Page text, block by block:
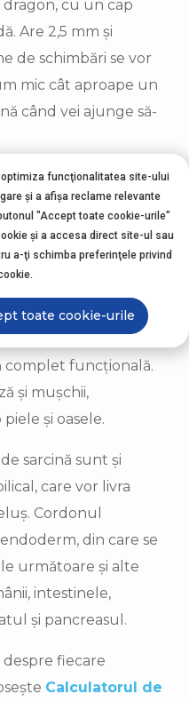
dragon, cu un cap
Are 2,5 mm și
de schimbări se vor
mic cât aproape un
când vei ajunge să-
bebelușului va fi
în stratul din
deja poate susține în
sarcină funcționarea
formată din două
ele se vor uni,
complet funcțională.
și mușchii,
și oasele.
sarcină sunt și
care vor livra
Cordonul
din care se
următoare și alte
intestinele,
și pancreasul.
despre fiecare
Calculatorul de
funcţionalitatea site-ului
şi a afişa reclame relevante
"Accept toate cookie-urile"
şi a accesa direct site-ul sau
a-ţi schimba preferinţele privind
toate cookie-urile